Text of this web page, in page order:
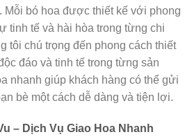
bó hoa được thiết kế với phong
tinh tế và hài hòa trong từng chi
tôi chú trọng đến phong cách thiết
đáo và tinh tế trong từng sản
nhanh giúp khách hàng có thể gửi
bè một cách dễ dàng và tiện lợi.
– Dịch Vụ Giao Hoa Nhanh